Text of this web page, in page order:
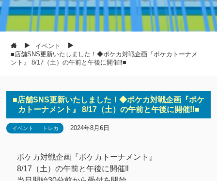
イベント
■店舗SNS更新いたしました！◆ポケカ対戦企画『ポケカトーナメ
ント』 8/17（土）の午前と午後に開催‼■
■店舗SNS更新いたしました！◆ポケカ対戦企画『ポケ
カトーナメント』 8/17（土）の午前と午後に開催‼■
イベント トレカ 2024年8月6日
ポケカ対戦企画『ポケカトーナメント』
8/17（土）の午前と午後に開催‼